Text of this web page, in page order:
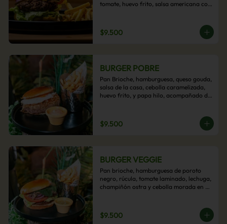
tomate, huevo frito, salsa americana con
$9.500
BURGER POBRE
Pan Brioche, hamburguesa, queso gouda,
salsa de la casa, cebolla caramelizada,
huevo frito, y papa hilo, acompañado de
$9.500
BURGER VEGGIE
Pan brioche, hamburguesa de poroto
negro, rúcula, tomate laminado, lechuga,
champiñón ostra y cebolla morada en
$9.500